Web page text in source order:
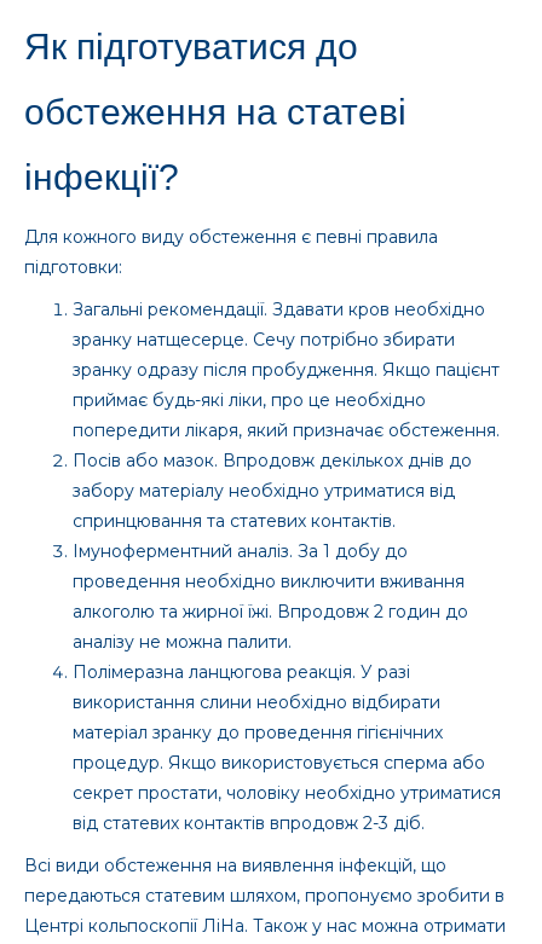
Як підготуватися до
обстеження на статеві
інфекції?
Для кожного виду обстеження є певні правила
підготовки:
Загальні рекомендації. Здавати кров необхідно
зранку натщесерце. Сечу потрібно збирати
зранку одразу після пробудження. Якщо пацієнт
приймає будь-які ліки, про це необхідно
попередити лікаря, який призначає обстеження.
Посів або мазок. Впродовж декількох днів до
забору матеріалу необхідно утриматися від
спринцювання та статевих контактів.
Імуноферментний аналіз. За 1 добу до
проведення необхідно виключити вживання
алкоголю та жирної їжі. Впродовж 2 годин до
аналізу не можна палити.
Полімеразна ланцюгова реакція. У разі
використання слини необхідно відбирати
матеріал зранку до проведення гігієнічних
процедур. Якщо використовується сперма або
секрет простати, чоловіку необхідно утриматися
від статевих контактів впродовж 2-3 діб.
Всі види обстеження на виявлення інфекцій, що
передаються статевим шляхом, пропонуємо зробити в
Центрі кольпоскопії ЛіНа. Також у нас можна отримати